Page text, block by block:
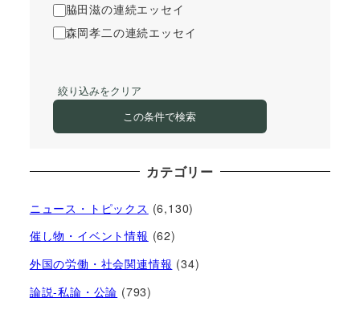
脇田滋の連続エッセイ
森岡孝二の連続エッセイ
絞り込みをクリア
この条件で検索
カテゴリー
ニュース・トピックス (6,130)
催し物・イベント情報 (62)
外国の労働・社会関連情報 (34)
論説-私論・公論 (793)